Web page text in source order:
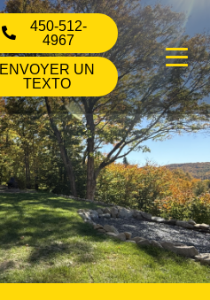
450-512-
4967
ENVOYER UN
TEXTO